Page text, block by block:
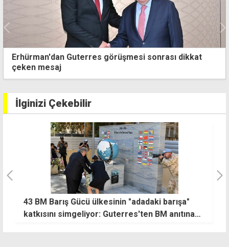
Erhürman'dan Guterres görüşmesi sonrası dikkat
çeken mesaj
İlginizi Çekebilir
Trafikte 480 sürücüye yasal işlem, 59 araca
trafikten men